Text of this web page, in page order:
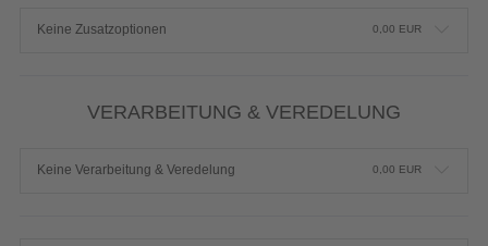
Keine Zusatzoptionen 0,00 EUR
VERARBEITUNG & VEREDELUNG
Keine Verarbeitung & Veredelung 0,00 EUR